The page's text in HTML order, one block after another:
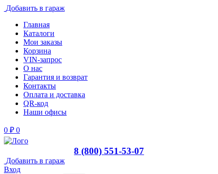
Добавить в гараж
Главная
Каталоги
Мои заказы
Корзина
VIN-запрос
О нас
Гарантия и возврат
Контакты
Оплата и доставка
QR-код
Наши офисы
0 ₽ 0
8 (800) 551-53-07
Добавить в гараж
Вход